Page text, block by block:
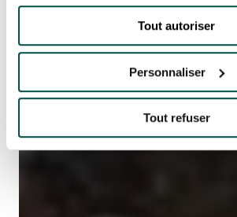
Tout autoriser
Personnaliser
Tout refuser